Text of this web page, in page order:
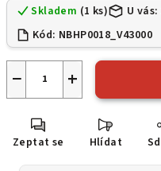
Skladem (1 ks) U vás:
Kód: NBHP0018_V43000
+
−
Zeptat se Hlídat